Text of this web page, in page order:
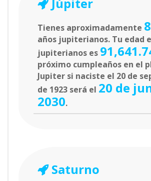
Tienes aproximadamente
años jupiterianos. Tu edad
jupiterianos es
próximo cumpleaños en el
Jupiter si naciste el 20 de
de 1923 será el 20 de
2030.
Saturno